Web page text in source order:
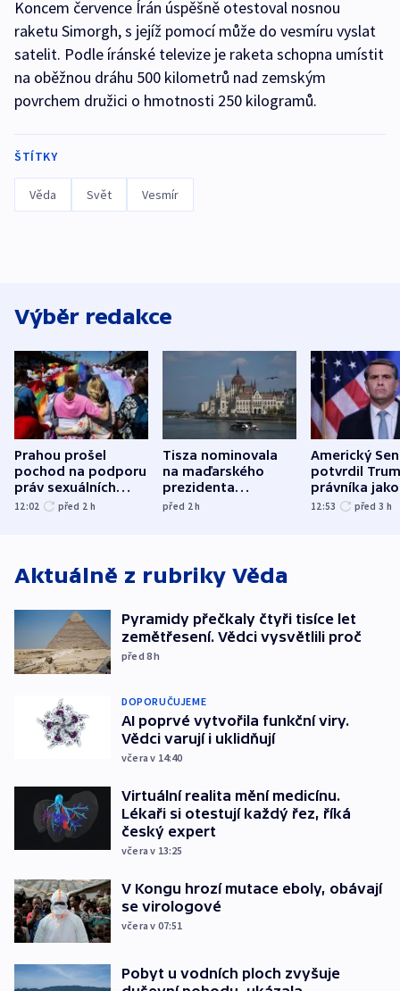
Koncem července Írán úspěšně otestoval nosnou
raketu Simorgh, s jejíž pomocí může do vesmíru vyslat
satelit. Podle íránské televize je raketa schopna umístit
na oběžnou dráhu 500 kilometrů nad zemským
povrchem družici o hmotnosti 250 kilogramů.
ŠTÍTKY
Věda Svět Vesmír
Výběr redakce
Prahou prošel
pochod na podporu
práv sexuálních
menšin
12:02 před 2 h
Tisza nominovala
na maďarského
prezidenta
bývalého šéfa
před 2h
Americký
potvrdil
právníka jako
ministra
12:53 před 3 h
Aktuálně z rubriky Věda
Pyramidy přečkaly čtyři tisíce let
zemětřesení. Vědci vysvětlili proč
před 8h
DOPORUČUJEME
AI poprvé vytvořila funkční viry.
Vědci varují i uklidňují
včera v 14:40
Virtuální realita mění medicínu.
Lékaři si otestují každý řez, říká
český expert
včera v 13:25
V Kongu hrozí mutace eboly, obávají
se virologové
včera v 07:51
Pobyt u vodních ploch zvyšuje